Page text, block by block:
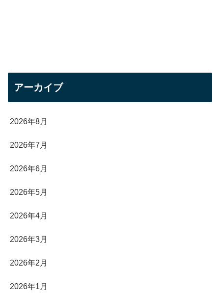
アーカイブ
2026年8月
2026年7月
2026年6月
2026年5月
2026年4月
2026年3月
2026年2月
2026年1月